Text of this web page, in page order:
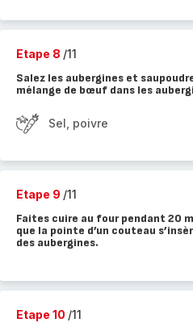
Etape 8 /11
Salez les aubergines et
mélange de bœuf dans les
Sel, poivre
Etape 9 /11
Faites cuire au four pendant 20
que la pointe d’un couteau
des aubergines.
Etape 10 /11